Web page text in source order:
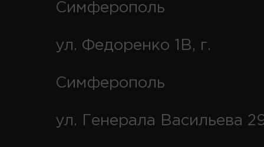
Симферополь
ул. Федоренко 1В, г.
Симферополь
ул. Генерала Васильева